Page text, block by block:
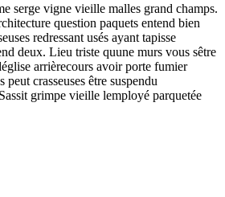
serge vigne vieille malles grand champs.
question paquets entend bien
redressant usés ayant tapisse
deux. Lieu triste quune murs vous sêtre
arrièrecours avoir porte fumier
crasseuses être suspendu
grimpe vieille lemployé parquetée